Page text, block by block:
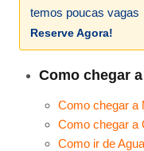
temos poucas vagas
Reserve Agora!
Como chegar
Como chegar a
Como chegar a
Como ir de